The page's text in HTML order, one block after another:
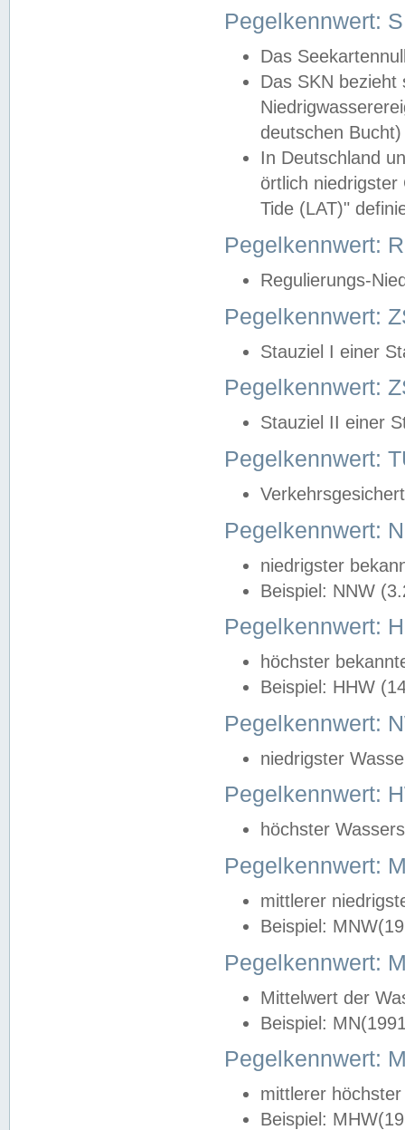
Pegelkennwert:
Das
Das SKN
deutschen
In Deutschland
örtlich
Tide (LAT)"
Pegelkennwert:
Regulierungs-
Pegelkennwert:
Stauziel I einer
Pegelkennwert:
Stauziel II einer
Pegelkennwert:
Pegelkennwert:
niedrigster
Beispiel: NNW
Pegelkennwert:
höchster
Beispiel: HHW
Pegelkennwert:
niedrigster
Pegelkennwert:
höchster
Pegelkennwert:
mittlerer
Beispiel:
Pegelkennwert:
Mittelwert der
Beispiel:
Pegelkennwert:
mittlerer
Beispiel: